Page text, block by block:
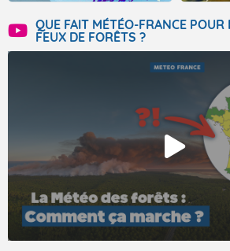
QUE FAIT MÉTÉO-FRANCE POUR
FEUX DE FORÊTS ?